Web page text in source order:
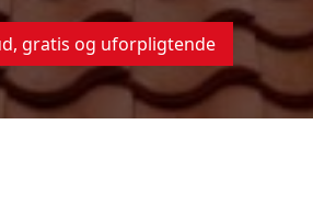
gratis og uforpligtende